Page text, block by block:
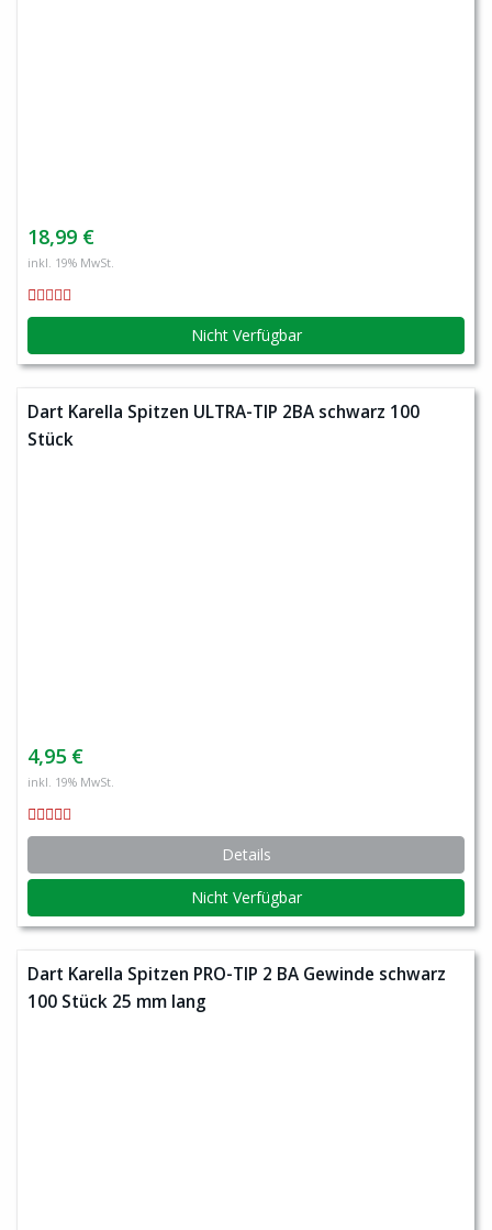
18,99 €
inkl. 19% MwSt.
Nicht Verfügbar
Dart Karella Spitzen ULTRA-TIP 2BA schwarz 100
Stück
4,95 €
inkl. 19% MwSt.
Details
Nicht Verfügbar
Dart Karella Spitzen PRO-TIP 2 BA Gewinde schwarz
100 Stück 25 mm lang